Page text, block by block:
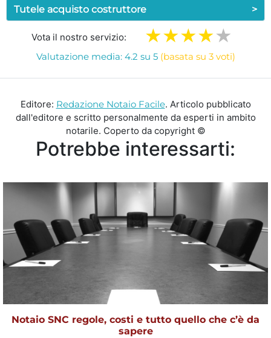
Tutele acquisto costruttore
>
Vota il nostro servizio:
Valutazione media: 4.2 su 5 (basata su 3 voti)
Editore: Redazione Notaio Facile. Articolo pubblicato
dall'editore e scritto personalmente da esperti in ambito
notarile. Coperto da copyright ©
Potrebbe interessarti:
Notaio SNC regole, costi e tutto quello che c’è da
sapere